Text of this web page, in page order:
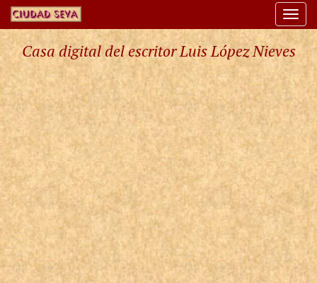
Casa digital del escritor Luis López Nieves